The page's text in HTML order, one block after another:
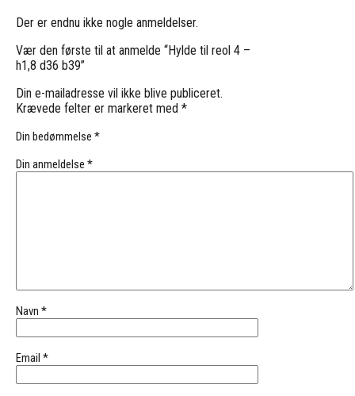
Der er endnu ikke nogle anmeldelser.
Vær den første til at anmelde “Hylde til reol 4 –
h1,8 d36 b39”
Din e-mailadresse vil ikke blive publiceret.
Krævede felter er markeret med *
Din bedømmelse *
Din anmeldelse *
Navn *
Email *